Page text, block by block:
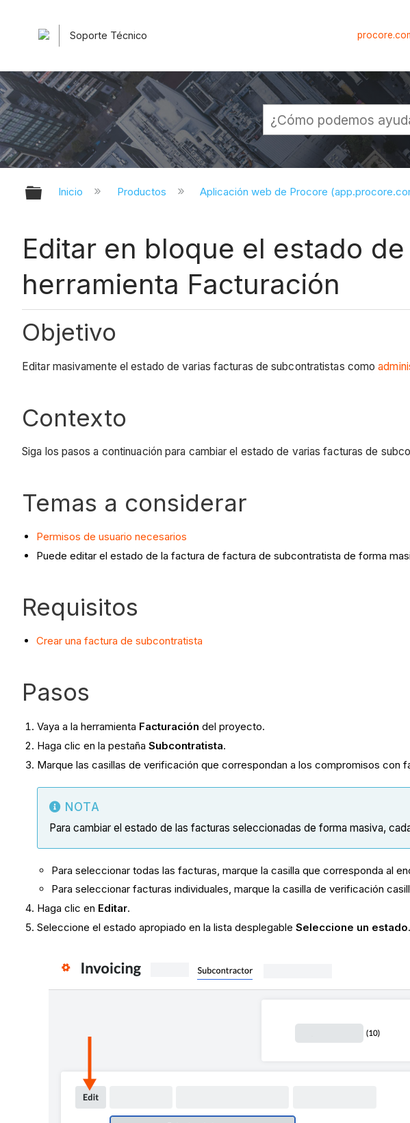
Soporte Técnico
Expandir/contraer jerarquía global
Inicio Productos Aplicación web de Procore
Editar en bloque el estado
herramienta Facturación
Objetivo
Editar masivamente el estado de varias facturas de subcontratistas como
Contexto
Siga los pasos a continuación para cambiar el estado de varias facturas de
Temas a considerar
Permisos de usuario necesarios
Puede editar el estado de la factura de factura de subcontratista de forma
Requisitos
Crear una factura de subcontratista
Pasos
Vaya a la herramienta Facturación del proyecto.
Haga clic en la pestañaSubcontratista.
Marque las casillas de verificación que correspondan a los compromisos con
NOTA
Para cambiar el estado de las facturas seleccionadas de forma masiva,
Para seleccionar todas las facturas, marque la casilla que corresponda al
Para seleccionar facturas individuales, marque la casilla de verificación
Haga clic en Editar.
Seleccione el estado apropiado en la lista desplegableSeleccione un estado.